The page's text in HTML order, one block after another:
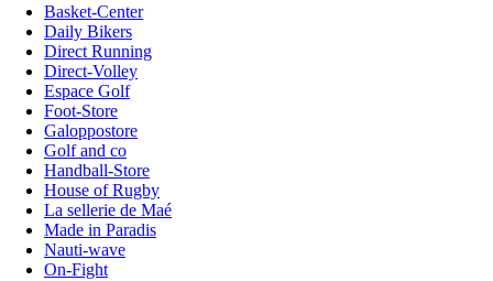
Basket-Center
Daily Bikers
Direct Running
Direct-Volley
Espace Golf
Foot-Store
Galoppostore
Golf and co
Handball-Store
House of Rugby
La sellerie de Maé
Made in Paradis
Nauti-wave
On-Fight